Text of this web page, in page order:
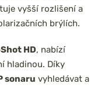
vyšší rozlišení a
brýlích.
HD, nabízí
hladinou. Díky
sonaru vyhledávat a